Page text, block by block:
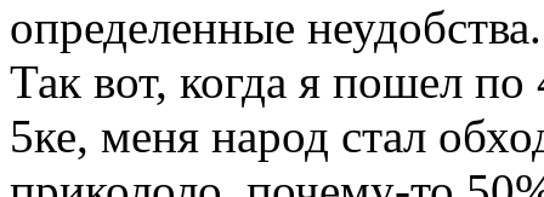
определенные неудобства.
Так вот, когда я пошел
5ке, меня народ стал